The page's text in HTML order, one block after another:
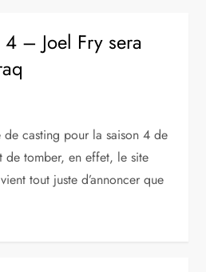
– Joel Fry sera
de casting pour la saison 4 de
de tomber, en effet, le site
tout juste d’annoncer que